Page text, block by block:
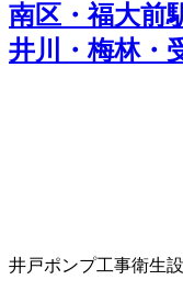
南区・福大前
井川・梅林・
井戸ポンプ工事衛生